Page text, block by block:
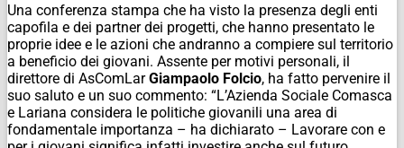
Una conferenza stampa che ha visto la presenza degli enti
capofila e dei partner dei progetti, che hanno presentato le
proprie idee e le azioni che andranno a compiere sul territorio
a beneficio dei giovani. Assente per motivi personali, il
direttore di AsComLarGiampaolo Folcio, ha fatto pervenire il
suo saluto e un suo commento: “L’Azienda Sociale Comasca
e Lariana considera le politiche giovanili una area di
fondamentale importanza – ha dichiarato – Lavorare con e